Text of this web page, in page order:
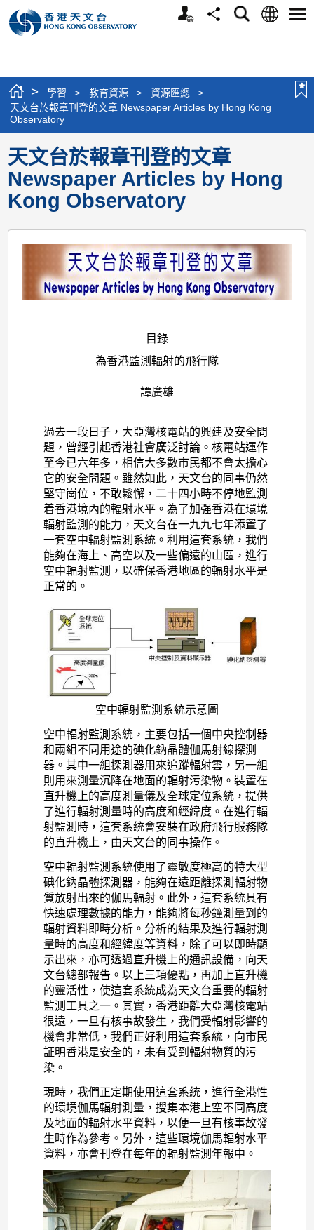
個
分
搜
語
選
> 學習 > 教育資源 > 資源匯總
>
天文台於報章刊登的文章 Newspaper Articles by Hong Kong
Observatory
天文台於報章刊登的文章
Newspaper Articles by Hong
Kong Observatory
目錄
為香港監測輻射的飛行隊
譚廣雄
過去一段日子，大亞灣核電站的興建及安全問
題，曾經引起香港社會廣泛討論。核電站運作
至今已六年多，相信大多數市民都不會太擔心
它的安全問題。雖然如此，天文台的同事仍然
堅守崗位，不敢鬆懈，二十四小時不停地監測
着香港境內的輻射水平。為了加强香港在環境
輻射監測的能力，天文台在一九九七年添置了
一套空中輻射監測系統。利用這套系統，我們
能夠在海上、高空以及一些偏遠的山區，進行
空中輻射監測，以確保香港地區的輻射水平是
正常的。
空中輻射監測系統示意圖
空中輻射監測系統，主要包括一個中央控制器
和兩組不同用途的碘化鈉晶體伽馬射線探測
器。其中一組探測器用來追蹤輻射雲，另一組
則用來測量沉降在地面的輻射污染物。裝置在
直升機上的高度測量儀及全球定位系統，提供
了進行輻射測量時的高度和經緯度。在進行輻
射監測時，這套系統會安裝在政府飛行服務隊
的直升機上，由天文台的同事操作。
空中輻射監測系統使用了靈敏度極高的特大型
碘化鈉晶體探測器，能夠在遠距離探測輻射物
質放射出來的伽馬輻射。此外，這套系統具有
快速處理數據的能力，能夠將每秒鐘測量到的
輻射資料即時分析。分析的結果及進行輻射測
量時的高度和經緯度等資料，除了可以即時顯
示出來，亦可透過直升機上的通訊設備，向天
文台總部報告。以上三項優點，再加上直升機
的靈活性，使這套系統成為天文台重要的輻射
監測工具之一。其實，香港距離大亞灣核電站
很遠，一旦有核事故發生，我們受輻射影響的
機會非常低，我們正好利用這套系統，向市民
証明香港是安全的，未有受到輻射物質的污
染。
現時，我們正定期使用這套系統，進行全港性
的環境伽馬輻射測量，搜集本港上空不同高度
及地面的輻射水平資料，以便一旦有核事故發
生時作為參考。另外，這些環境伽馬輻射水平
資料，亦會刊登在每年的輻射監測年報中。